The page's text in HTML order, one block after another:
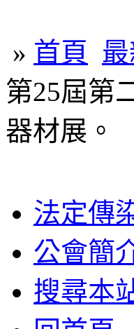
» 首頁
第25屆第
器材展。
法定傳
公會簡
搜尋本